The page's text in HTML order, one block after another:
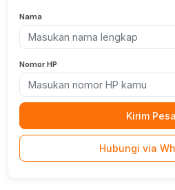
Nama
Nomor HP
Kirim
Hubungi via